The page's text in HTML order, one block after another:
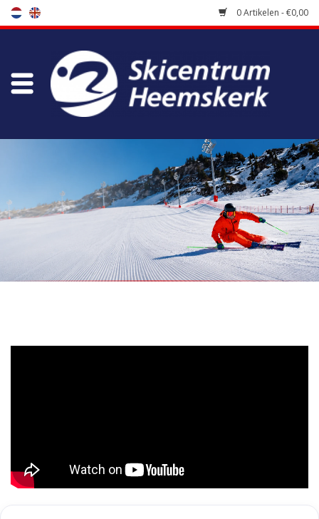
0 Artikelen - €0,00
Winkel
Onderhoud
Koopgidsen